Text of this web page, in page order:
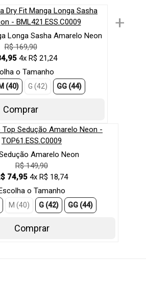
Longa Sasha Amarelo Neon
R$ 169,90
4x R$ 21,24
o Tamanho
M (40) G (42) GG (44)
Comprar
+
Amarelo Neon
R$ 149,90
74,95 4x R$ 18,74
o Tamanho
M (40) G (42) GG (44)
Comprar